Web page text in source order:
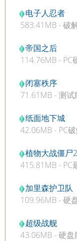
电子人忍者
583.41MB - 破
帝国之后
114.76MB - PC
闭塞秩序
71.61MB - 测试
纸面地下城
42.06MB - PC
植物大战僵尸
TAT版
415.81MB - PC
加里森护卫队
109.96MB - 硬
超级战舰
43.06MB - 硬盘